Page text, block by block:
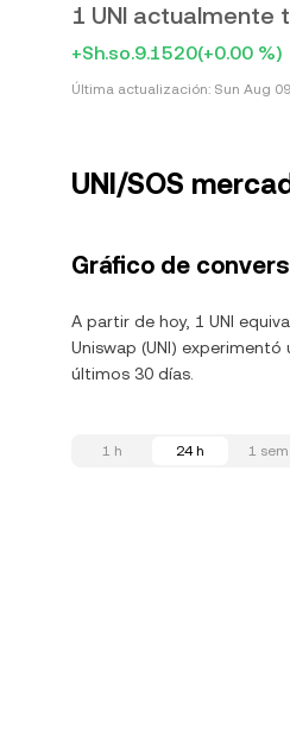
1 UNI actualmente
+Sh.so.9.1520(+0.00 %)
Última actualización: Sun Aug
UNI/SOS
Gráfico de
A partir de hoy, 1 UNI
Uniswap (UNI)
últimos 30 días.
1 h 24 h 1 sem